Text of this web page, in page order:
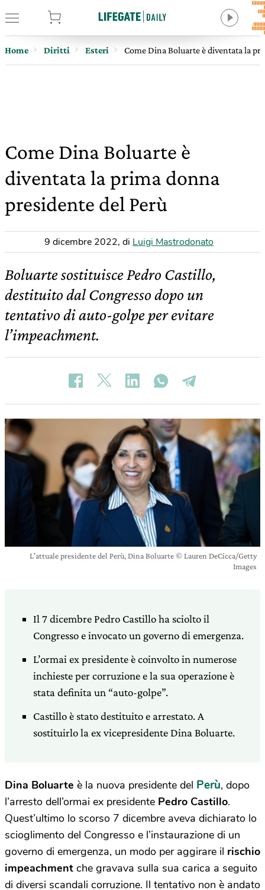
Home Diritti Esteri Come Dina Boluarte è diventata la
Come Dina Boluarte è
diventata la prima donna
presidente del Perù
9 dicembre 2022, di Luigi Mastrodonato
Boluarte sostituisce Pedro Castillo,
destituito dal Congresso dopo un
tentativo di auto-golpe per evitare
l’impeachment.
L'attuale presidente del Perù, Dina Boluarte © Lauren DeCicca/Getty
Images
Il 7 dicembre Pedro Castillo ha sciolto il
Congresso e invocato un governo di emergenza.
L’ormai ex presidente è coinvolto in numerose
inchieste per corruzione e la sua operazione è
stata definita un “auto-golpe”.
Castillo è stato destituito e arrestato. A
sostituirlo la ex vicepresidente Dina Boluarte.
Dina Boluarte è la nuova presidente del Perù, dopo
l’arresto dell’ormai ex presidente Pedro Castillo.
Quest’ultimo lo scorso 7 dicembre aveva dichiarato lo
scioglimento del Congresso e l’instaurazione di un
governo di emergenza, un modo per aggirare il rischio
impeachment che gravava sulla sua carica a seguito
di diversi scandali corruzione. Il tentativo non è andato